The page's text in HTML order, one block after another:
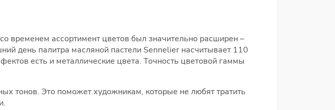
временем ассортимент цветов был значительно расширен –
день палитра масляной пастели Sennelier насчитывает 110
есть и металлические цвета. Точность цветовой гаммы
тонов. Это поможет художникам, которые не любят тратить